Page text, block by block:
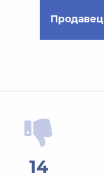
Продавец
14